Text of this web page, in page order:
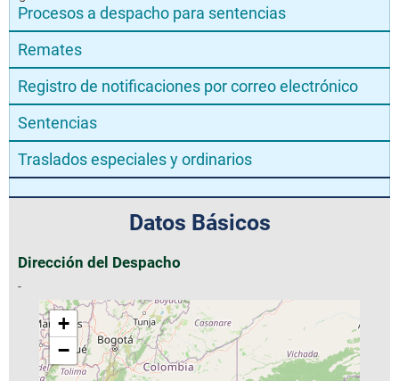
Procesos a despacho para sentencias
Remates
Registro de notificaciones por correo electrónico
Sentencias
Traslados especiales y ordinarios
Datos Básicos
Dirección del Despacho
-
+
−